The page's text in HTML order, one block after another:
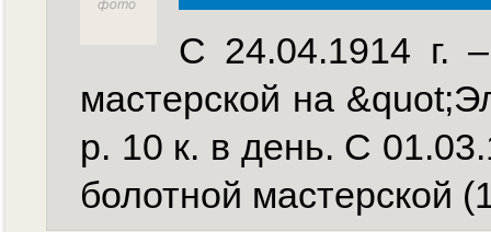
С 24.04.1914 г.
мастерской на
р. 10 к. в день. С
болотной мастерской